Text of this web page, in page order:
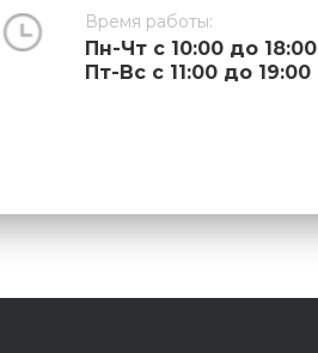
Время работы:
Пн-Чт с 10:00 до 18:00
Пт-Вс с 11:00 до 19:00